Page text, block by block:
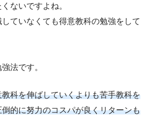
ないですよね。
ていなくても得意教科の勉強をして
法です。
教科を伸ばしていくよりも苦手教科を
的に努力のコスパが良くリターンも